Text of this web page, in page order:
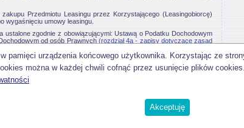
Przedmiotu Leasingu przez Korzystającego (Leasingobiorcę)
wygaśnięciu umowy leasingu.
zgodnie z obowiązującymi: Ustawą o Podatku Dochodowym
od osób Prawnych (rozdział 4a - zapisy dotyczące zasad
nie stanowi oferty w rozumieniu Kodeksu Cywilnego.
pamięci urządzenia końcowego użytkownika. Korzystając ze
można w każdej chwili cofnąć przez usunięcie plików
Akceptuję